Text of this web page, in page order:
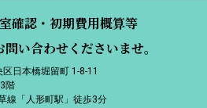
確認・初期費用概算等
い合わせくださいませ。
日本橋堀留町 1-8-11
階
線「人形町駅」徒歩3分